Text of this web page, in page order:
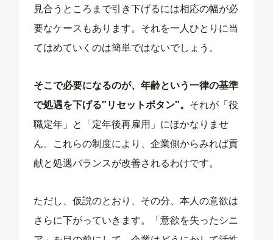
見合うところまで引き下げるには相応の幅が必
要なケースもあります。それを一人ひとりに当
てはめていくのは簡単ではないでしょう。
そこで必要になるのが、年齢という一律の基準
で処遇を下げる"リセットボタン"。 それが「役
職定年」と「定年後再雇用」にほかなりませ
ん。これらの制度により、企業側からみれば貢
献と処遇バランスが改善されるわけです。
ただし、仮説のとおり、その分、本人の意欲は
さらに下がっていきます。「意欲を失ったシニ